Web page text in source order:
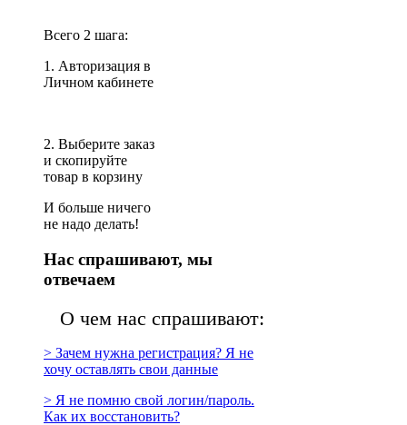
Всего 2 шага:
1. Авторизация в
Личном кабинете
2. Выберите заказ
и скопируйте
товар в корзину
И больше ничего
не надо делать!
Нас спрашивают, мы
отвечаем
О чем нас спрашивают:
> Зачем нужна регистрация? Я не
хочу оставлять свои данные
> Я не помню свой логин/пароль.
Как их восстановить?